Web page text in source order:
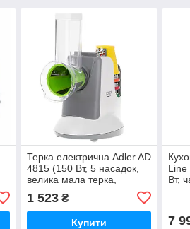
Терка електрична Adler AD
4815 (150 Вт, 5 насадок,
велика мала терка,
дируни, компактна)
1 523₴
Купити
Line
Вт,
7